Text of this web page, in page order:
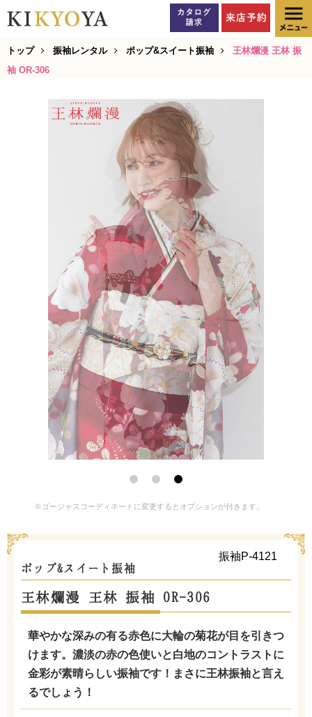
トップ 振袖レンタル ポップ&スイート振袖
王林爛漫 王林 振
袖 OR-306
※ゴージャスコーディネートに変更するとオプションが付きます。
振袖P-4121
ポップ&スイート振袖
王林爛漫 王林 振袖 OR-306
華やかな深みの有る赤色に大輪の菊花が目を引きつ
けます。濃淡の赤の色使いと白地のコントラストに
金彩が素晴らしい振袖です！まさに王林振袖と言え
るでしょう！